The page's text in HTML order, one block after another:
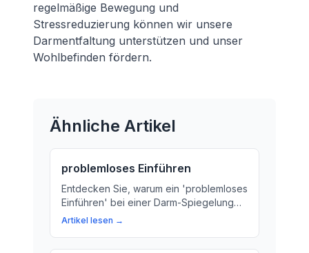
regelmäßige Bewegung und
Stressreduzierung können wir unsere
Darmentfaltung unterstützen und unser
Wohlbefinden fördern.
Ähnliche Artikel
problemloses Einführen
Entdecken Sie, warum ein 'problemloses
Einführen' bei einer Darm-Spiegelung
entscheidend ist für die Diagnose und
Artikel lesen →